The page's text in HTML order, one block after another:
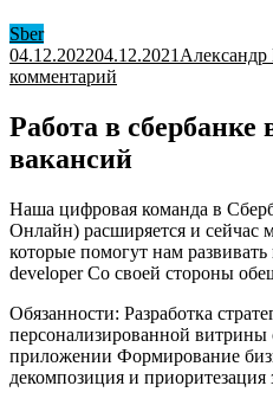
Sber
04.12.202204.12.2021 Александр
комментарий
Семеновской
Часы
Сегодня
•
Образовательные
учреждения
Работа в
вакансий
Наша цифровая команда в
Онлайн) расширяется и
которые помогут нам
developer Со своей стороны
Обязанности: Разработка
персонализированной витрины
приложении Формирование
декомпозиция и